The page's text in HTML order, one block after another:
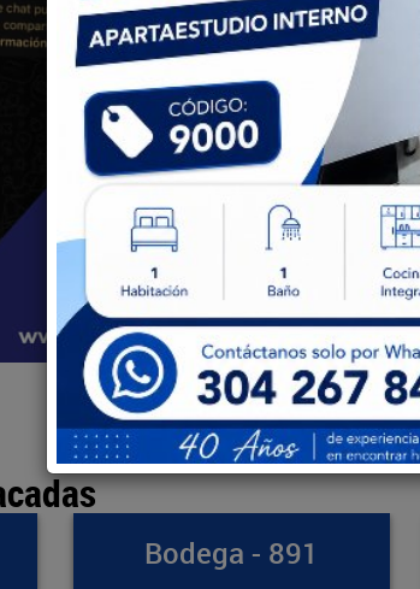
Apartaestudio - 61412